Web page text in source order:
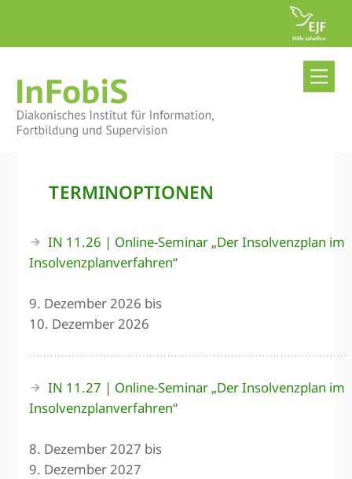
content
TERMINOPTIONEN
IN 11.26 | Online-Seminar „Der Insolvenz­plan im
Insolvenz­planverfahren“
9. Dezember 2026 bis
10. Dezember 2026
IN 11.27 | Online-Seminar „Der Insolvenz­plan im
Insolvenz­planverfahren“
8. Dezember 2027 bis
9. Dezember 2027